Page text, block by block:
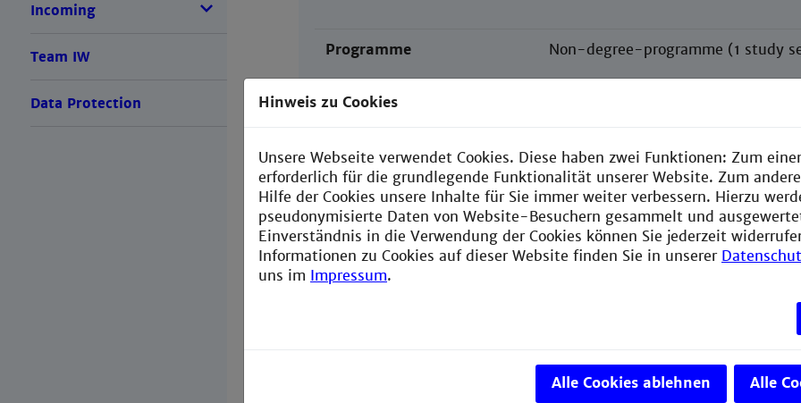
Incoming
Team IW
Data Protection
Programme Non-degree-programme (1 study
Electrical Engineering
Mechanical Engineering
Course descriptions You can find the course
B2 English language certificate
Hinweis zu Cookies
Unsere Webseite verwendet Cookies. Diese haben zwei Funktionen: Zum
erforderlich für die grundlegende Funktionalität unserer Website. Zum
Hilfe der Cookies unsere Inhalte für Sie immer weiter verbessern. Hierzu
pseudonymisierte Daten von Website-Besuchern gesammelt und
Einverständnis in die Verwendung der Cookies können Sie jederzeit
Informationen zu Cookies auf dieser Website finden Sie in unserer
uns im Impressum.
Alle Cookies ablehnen Alle